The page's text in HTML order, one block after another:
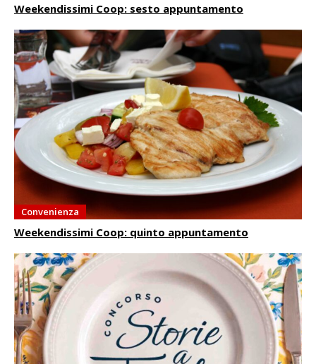
Weekendissimi Coop: sesto appuntamento
Convenienza
Weekendissimi Coop: quinto appuntamento